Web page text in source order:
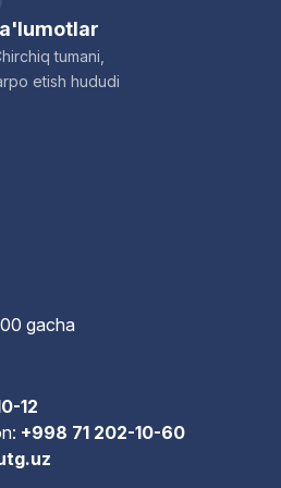
tumani,
etish hududi
gacha
12
+998 71 202-10-60